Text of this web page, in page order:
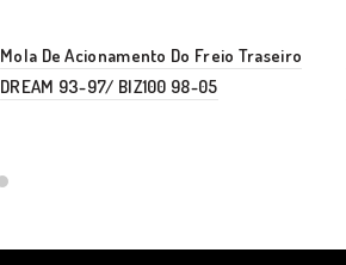
Mola De Acionamento Do Freio Traseiro
DREAM 93-97/ BIZ100 98-05